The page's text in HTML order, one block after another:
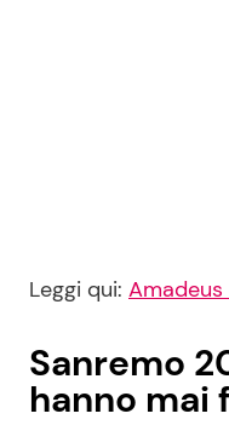
Leggi qui:
Sanremo
hanno mai